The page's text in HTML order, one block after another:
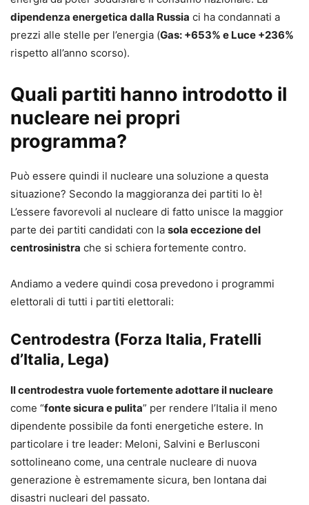
dipendenza energetica dalla Russia ci ha condannati a
prezzi alle stelle per l’energia (Gas: +653% e Luce +236%
rispetto all’anno scorso).
Quali partiti hanno introdotto il
nucleare nei propri
programma?
Può essere quindi il nucleare una soluzione a questa
situazione? Secondo la maggioranza dei partiti lo è!
L’essere favorevoli al nucleare di fatto unisce la maggior
parte dei partiti candidati con la sola eccezione del
centrosinistra che si schiera fortemente contro.
Andiamo a vedere quindi cosa prevedono i programmi
elettorali di tutti i partiti elettorali:
Centrodestra (Forza Italia, Fratelli
d’Italia, Lega)
Il centrodestra vuole fortemente adottare il nucleare
come “fonte sicura e pulita” per rendere l’Italia il meno
dipendente possibile da fonti energetiche estere. In
particolare i tre leader: Meloni, Salvini e Berlusconi
sottolineano come, una centrale nucleare di nuova
generazione è estremamente sicura, ben lontana dai
disastri nucleari del passato.